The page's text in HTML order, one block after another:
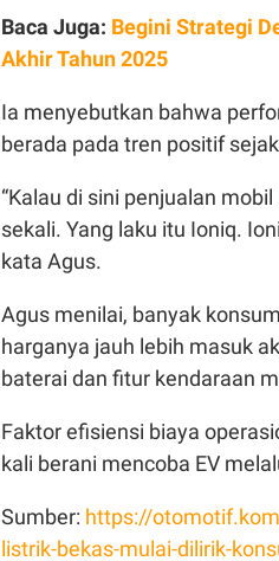
Baca Juga: Begini Strategi
Akhir Tahun 2025
Ia menyebutkan bahwa
berada pada tren positif
“Kalau di sini penjualan
sekali. Yang laku itu Ioniq.
kata Agus.
Agus menilai, banyak
harganya jauh lebih masuk
baterai dan fitur kendaraan
Faktor efisiensi biaya
kali berani mencoba EV
Sumber: https://
listrik-bekas-mulai-dilirik-